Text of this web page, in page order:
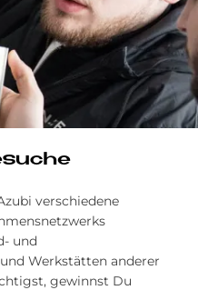
verschiedene
und
Werkstätten anderer
gewinnst Du